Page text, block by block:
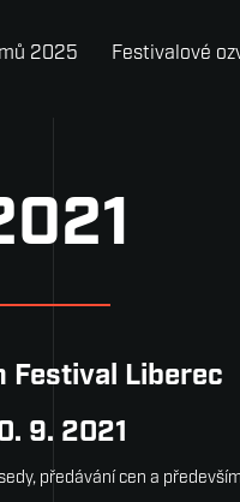
2025 Festivalové
Festival Liberec
9. 2021
předávání cen a